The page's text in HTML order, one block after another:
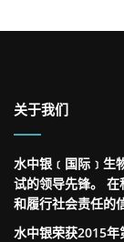
关于我们
水中银﹝国际﹞生
试的领导先锋。
和履行社会责任的
水中银荣获2015年